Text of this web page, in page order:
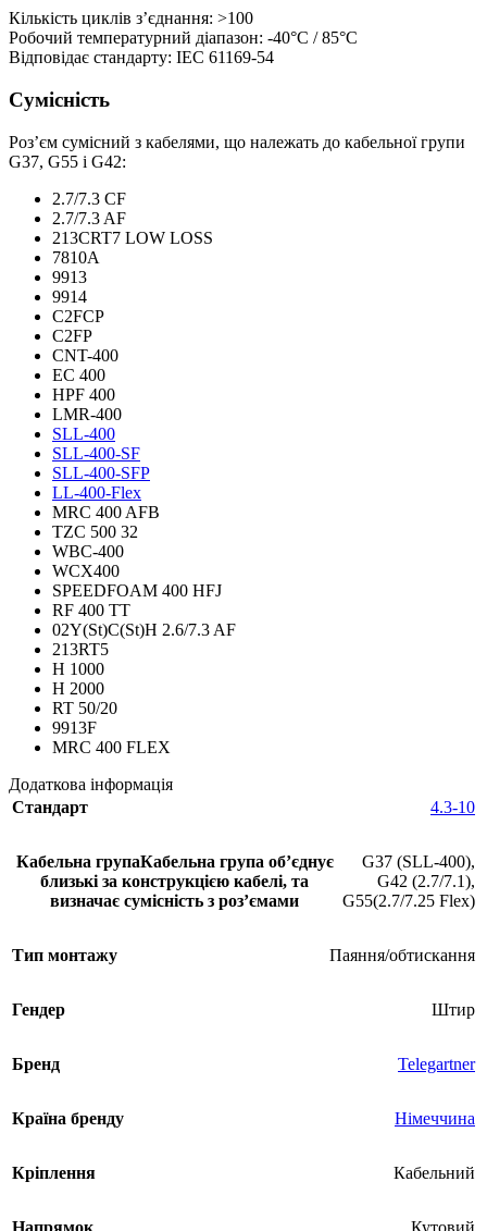
Кількість циклів з’єднання: >100
Робочий температурний діапазон: -40°C / 85°C
Відповідає стандарту: IEC 61169-54
Сумісність
Роз’єм сумісний з кабелями, що належать до кабельної групи
G37, G55 і G42:
2.7/7.3 CF
2.7/7.3 AF
213CRT7 LOW LOSS
7810A
9913
9914
C2FCP
C2FP
CNT-400
EC 400
HPF 400
LMR-400
SLL-400
SLL-400-SF
SLL-400-SFP
LL-400-Flex
MRC 400 AFB
TZC 500 32
WBC-400
WCX400
SPEEDFOAM 400 HFJ
RF 400 TT
02Y(St)C(St)H 2.6/7.3 AF
213RT5
H 1000
H 2000
RT 50/20
9913F
MRC 400 FLEX
Додаткова інформація
Стандарт
4.3-10
Кабельна групаКабельна група обʼєднує
близькі за конструкцією кабелі, та
визначає сумісність з розʼємами
G37 (SLL-400),
G42 (2.7/7.1),
G55(2.7/7.25 Flex)
Тип монтажу Паяння/обтискання
Гендер Штир
Бренд Telegartner
Країна бренду Німеччина
Кріплення Кабельний
Напрямок
Кутовий